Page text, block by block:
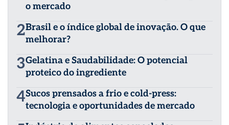
o mercado
2Brasil e o índice global de inovação. O que
melhorar?
3Gelatina e Saudabilidade: O potencial
proteico do ingrediente
4Sucos prensados a frio e cold-press:
tecnologia e oportunidades de mercado